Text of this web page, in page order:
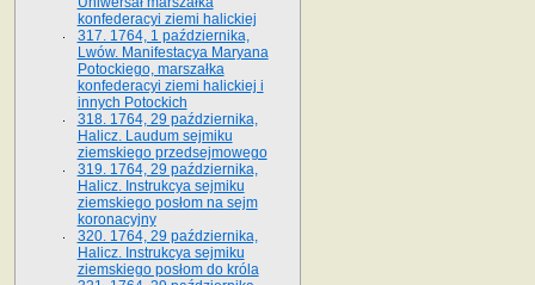
konfederacyi ziemi halickiej
317. 1764, 1 października,
Lwów. Manifestacya Maryana
Potockiego, marszałka
konfederacyi ziemi halickiej i
innych Potockich
318. 1764, 29 października,
Halicz. Laudum sejmiku
ziemskiego przedsejmowego
319. 1764, 29 października,
Halicz. Instrukcya sejmiku
ziemskiego posłom na sejm
koronacyjny
320. 1764, 29 października,
Halicz. Instrukcya sejmiku
ziemskiego posłom do króla